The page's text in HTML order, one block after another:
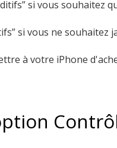
si vous souhaitez
si vous ne souhaitez
à votre iPhone